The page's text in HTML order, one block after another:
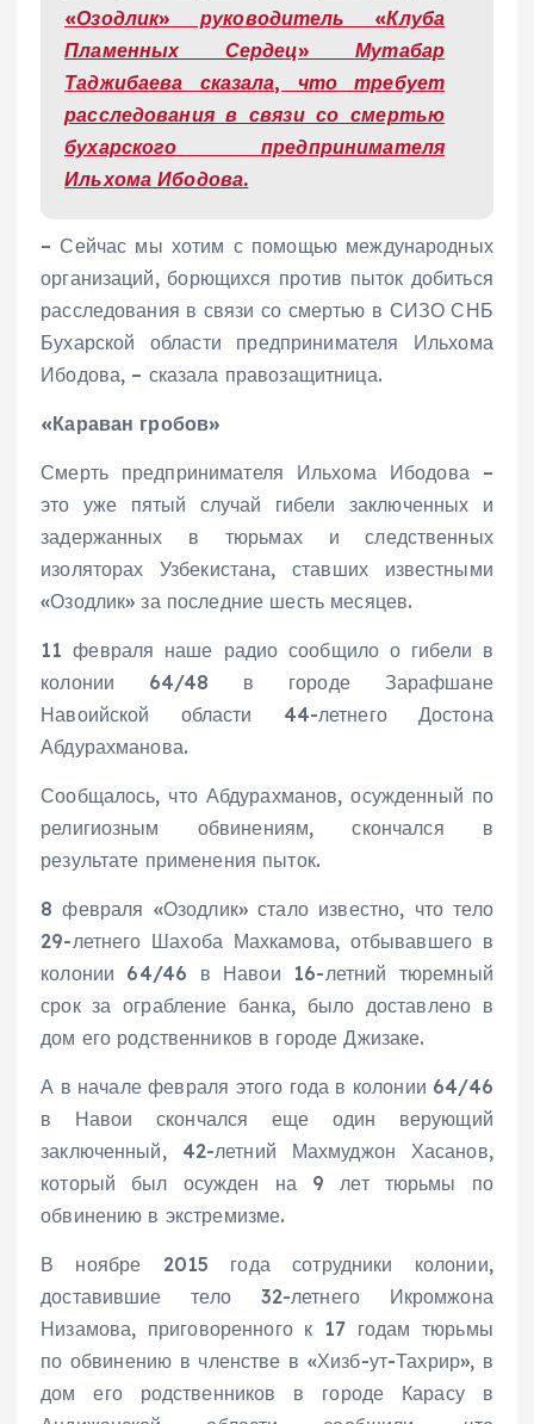
«Озодлик» руководитель «Клуба
Пламенных Сердец» Мутабар
Таджибаева сказала, что требует
расследования в связи со смертью
бухарского предпринимателя
Ильхома Ибодова.
– Сейчас мы хотим с помощью международных
организаций, борющихся против пыток добиться
расследования в связи со смертью в СИЗО СНБ
Бухарской области предпринимателя Ильхома
Ибодова, – сказала правозащитница.
«Караван гробов»
Смерть предпринимателя Ильхома Ибодова –
это уже пятый случай гибели заключенных и
задержанных в тюрьмах и следственных
изоляторах Узбекистана, ставших известными
«Озодлик» за последние шесть месяцев.
11 февраля наше радио сообщило о гибели в
колонии 64/48 в городе Зарафшане
Навоийской области 44-летнего Достона
Абдурахманова.
Сообщалось, что Абдурахманов, осужденный по
религиозным обвинениям, скончался в
результате применения пыток.
8 февраля «Озодлик» стало известно, что тело
29-летнего Шахоба Махкамова, отбывавшего в
колонии 64/46 в Навои 16-летний тюремный
срок за ограбление банка, было доставлено в
дом его родственников в городе Джизаке.
А в начале февраля этого года в колонии 64/46
в Навои скончался еще один верующий
заключенный, 42-летний Махмуджон Хасанов,
который был осужден на 9 лет тюрьмы по
обвинению в экстремизме.
В ноябре 2015 года сотрудники колонии,
доставившие тело 32-летнего Икромжона
Низамова, приговоренного к 17 годам тюрьмы
по обвинению в членстве в «Хизб-ут-Тахрир», в
дом его родственников в городе Карасу в